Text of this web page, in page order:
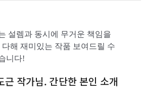
설렘과 동시에 무거운 책임을
다해 재미있는 작품 보여드릴 수
니다!
근 작가님. 간단한 본인 소개